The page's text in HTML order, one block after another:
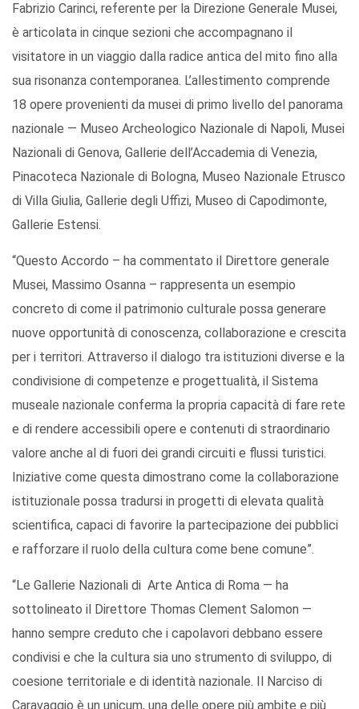
Fabrizio Carinci, referente per la Direzione Generale Musei,
è articolata in cinque sezioni che accompagnano il
visitatore in un viaggio dalla radice antica del mito fino alla
sua risonanza contemporanea. L’allestimento comprende
18 opere provenienti da musei di primo livello del panorama
nazionale — Museo Archeologico Nazionale di Napoli, Musei
Nazionali di Genova, Gallerie dell’Accademia di Venezia,
Pinacoteca Nazionale di Bologna, Museo Nazionale Etrusco
di Villa Giulia, Gallerie degli Uffizi, Museo di Capodimonte,
Gallerie Estensi.
“Questo Accordo – ha commentato il Direttore generale
Musei, Massimo Osanna – rappresenta un esempio
concreto di come il patrimonio culturale possa generare
nuove opportunità di conoscenza, collaborazione e crescita
per i territori. Attraverso il dialogo tra istituzioni diverse e la
condivisione di competenze e progettualità, il Sistema
museale nazionale conferma la propria capacità di fare rete
e di rendere accessibili opere e contenuti di straordinario
valore anche al di fuori dei grandi circuiti e flussi turistici.
Iniziative come questa dimostrano come la collaborazione
istituzionale possa tradursi in progetti di elevata qualità
scientifica, capaci di favorire la partecipazione dei pubblici
e rafforzare il ruolo della cultura come bene comune”.
“Le Gallerie Nazionali di Arte Antica di Roma — ha
sottolineato il Direttore Thomas Clement Salomon —
hanno sempre creduto che i capolavori debbano essere
condivisi e che la cultura sia uno strumento di sviluppo, di
coesione territoriale e di identità nazionale. Il Narciso di
Caravaggio è un unicum, una delle opere più ambite e più